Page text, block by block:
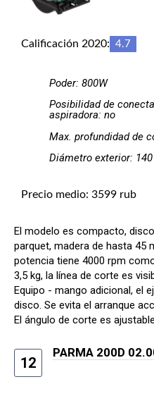
Calificación 2020: 4.7
Poder: 800W
Posibilidad de
aspiradora: no
Max. profundidad de
Diámetro exterior:
Precio medio: 3599 rub
El modelo es compacto,
parquet, madera de hasta 45
potencia tiene 4000 rpm
3,5 kg, la línea de corte es
Equipo - mango adicional, el
disco. Se evita el arranque
El ángulo de corte es
12
PARMA 200D